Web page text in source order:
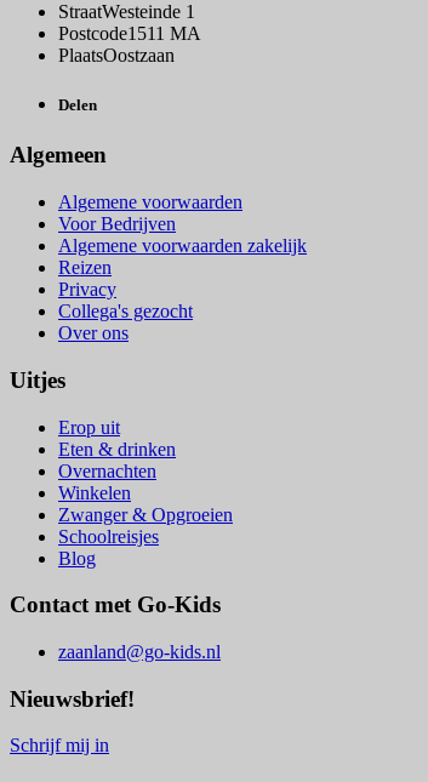
StraatWesteinde 1
Postcode1511 MA
PlaatsOostzaan
Delen
Algemeen
Algemene voorwaarden
Voor Bedrijven
Algemene voorwaarden zakelijk
Reizen
Privacy
Collega's gezocht
Over ons
Uitjes
Erop uit
Eten & drinken
Overnachten
Winkelen
Zwanger & Opgroeien
Schoolreisjes
Blog
Contact met Go-Kids
zaanland@go-kids.nl
Nieuwsbrief!
Schrijf mij in